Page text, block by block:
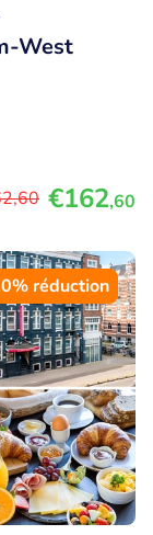
West
,60 €162,60
réduction